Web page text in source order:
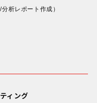
析レポート作成）
ィング